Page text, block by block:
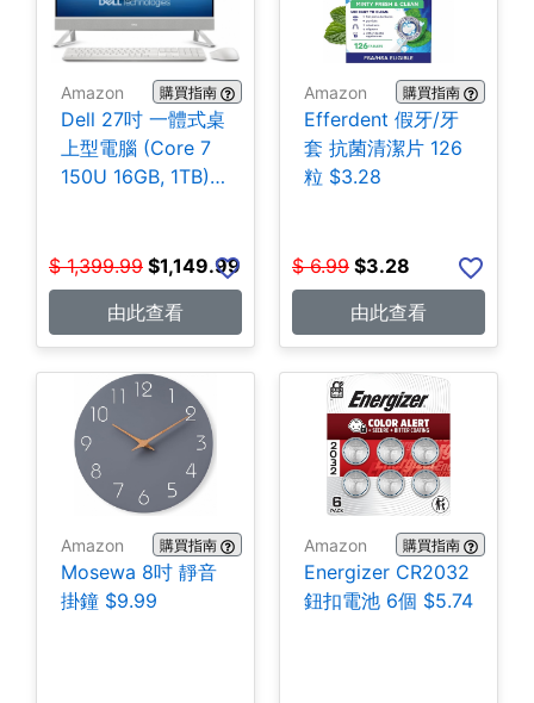
Amazon 購買指南
Dell 27吋 一體式桌
上型電腦 (Core 7
150U 16GB, 1TB)
$ 1,399.99 $1,149.99
由此查看
Amazon 購買指南
Efferdent 假牙/牙
套 抗菌清潔片 126
粒 $3.28
$ 6.99 $3.28
由此查看
Amazon 購買指南
Mosewa 8吋 靜音
掛鐘 $9.99
Amazon 購買指南
Energizer CR2032
鈕扣電池 6個 $5.74